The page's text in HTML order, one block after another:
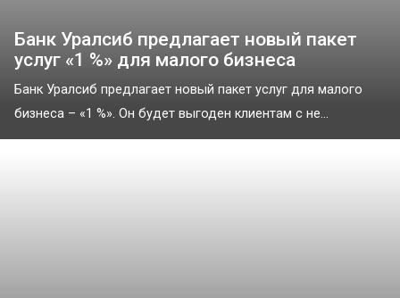
Банк Уралсиб предлагает новый пакет
услуг «1 %» для малого бизнеса
Банк Уралсиб предлагает новый пакет услуг для малого
бизнеса – «1 %». Он будет выгоден клиентам с не...